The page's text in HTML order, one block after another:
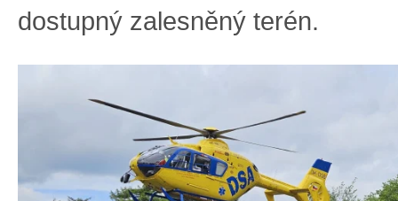
dostupný zalesněný terén.